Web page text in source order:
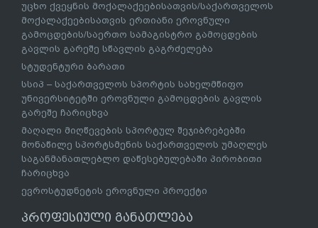
უცხო ქვეყნის მოქალაქეებისათვის/საქართველოს
მოქალაქეებისათვის ერთიანი ეროვნული
გამოცდების/საერთო სამაგისტრო გამოცდების
გავლის გარეშე სწავლის გაგრძელება
სტუდენტური ბარათი
სსიპ – საქართველოს სპორტის სახელმწიფო
უნივერსიტეტში ეროვნული გამოცდების გავლის
გარეშე ჩარიცხვა
მაღალი მიღწევების სპორტულ შეჯიბრებებში
მონაწილე სპორტსმენის საქართველოს უმაღლეს
საგანმანათლებლო დაწესებულებაში პირობითი
ჩარიცხვა
ევროსტუდნეტის ეროვნული პროექტი
პროფესიული განათლება